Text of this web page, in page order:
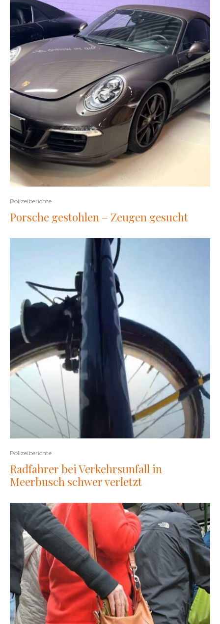
Polizeiberichte
Porsche gestohlen – Zeugen gesucht
Polizeiberichte
Radfahrer bei Verkehrsunfall in
Meerbusch schwer verletzt